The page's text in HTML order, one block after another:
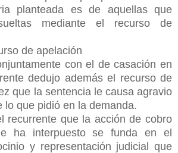
planteada es de aquellas que
mediante el recurso de
de apelación
con el de casación en
dedujo además el recurso de
que la sentencia le causa agravio
lo que pidió en la demanda.
recurrente que la acción de cobro
ha interpuesto se funda en el
y representación judicial que